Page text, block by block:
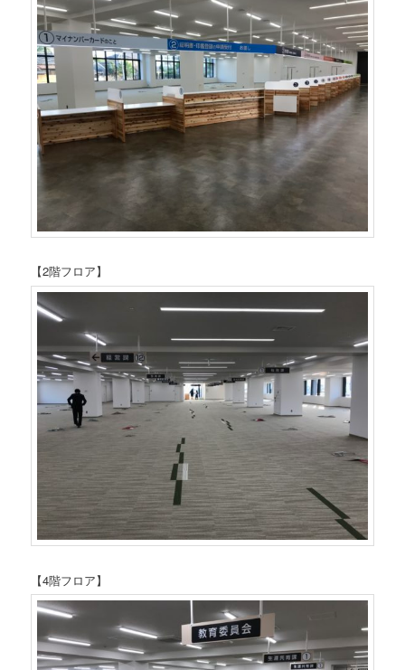
【2階フロア】
【4階フロア】